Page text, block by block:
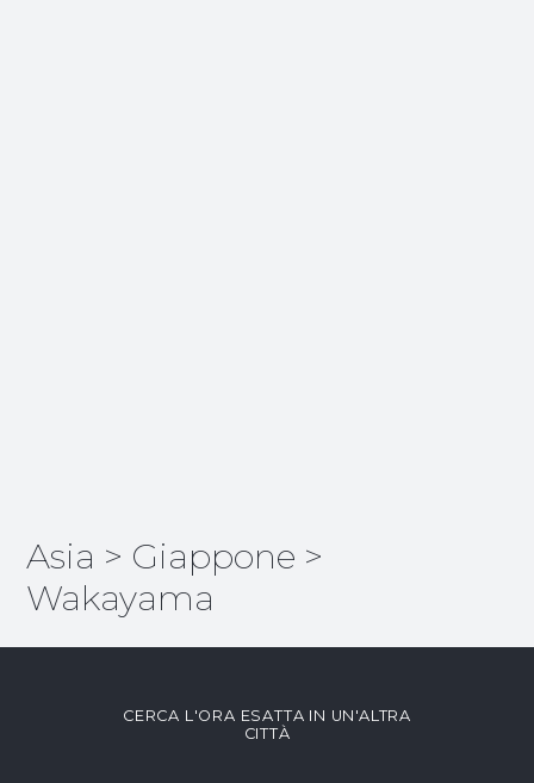
Asia > Giappone >
Wakayama
CERCA L'ORA ESATTA IN UN'ALTRA
CITTÀ